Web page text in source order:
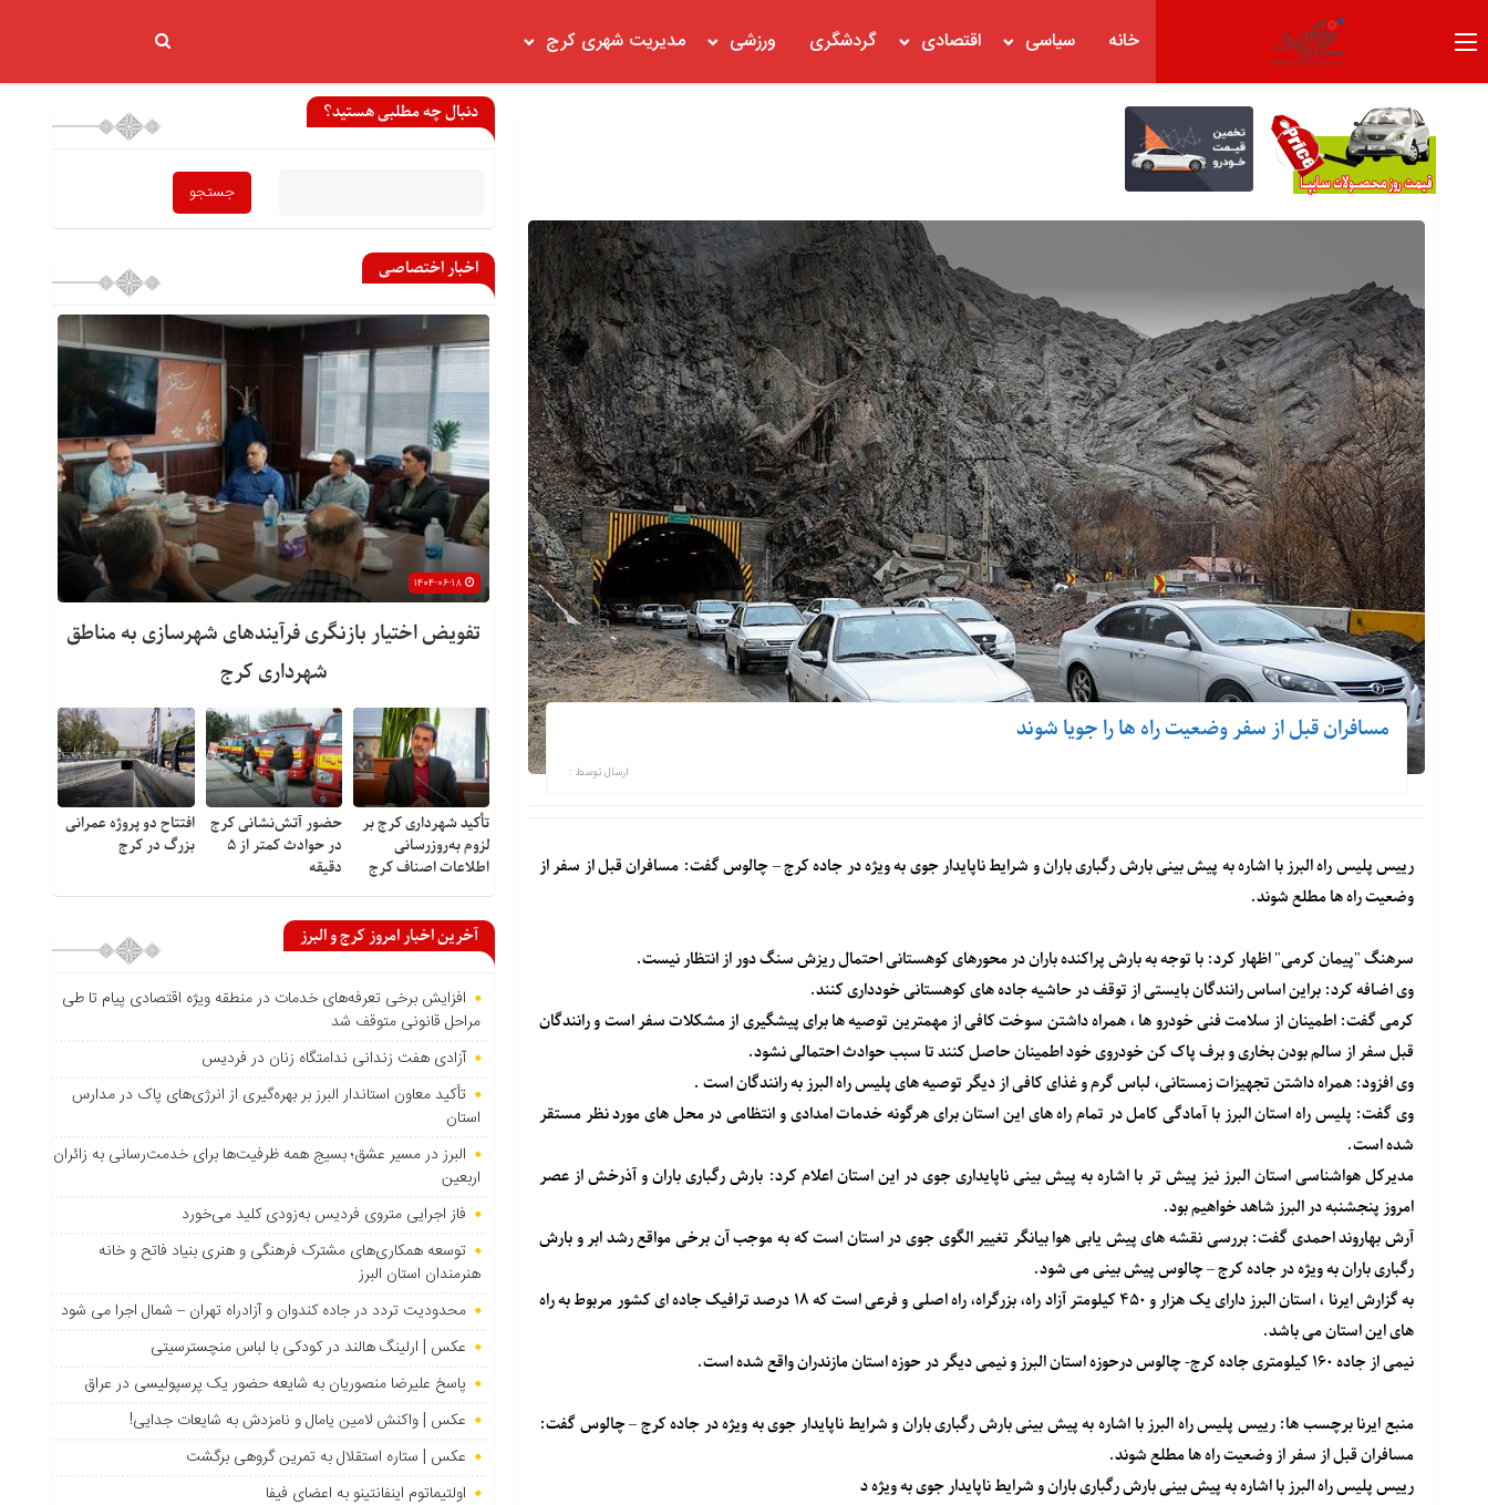
خانه سیاسی اقتصادی گردشگری ورزشی مدیریت شهری کرج
مسافران قبل از سفر وضعیت راه ها را جویا شوند
ارسال توسط :
رییس پلیس راه البرز با اشاره به پیش بینی بارش رگباری باران و شرایط ناپایدار جوی به ویژه در جاده کرج – چالوس گفت: مسافران قبل از سفر از
وضعیت راه ها مطلع شوند.
سرهنگ "پیمان کرمی" اظهار کرد: با توجه به بارش پراکنده باران در محورهای کوهستانی احتمال ریزش سنگ دور از انتظار نیست.
وی اضافه کرد: براین اساس رانندگان بایستی از توقف در حاشیه جاده های کوهستانی خودداری کنند.
کرمی گفت: اطمینان از سلامت فنی خودرو ها ، همراه داشتن سوخت کافی از مهمترین توصیه ها برای پیشگیری از مشکلات سفر است و رانندگان
قبل سفر از سالم بودن بخاری و برف پاک کن خودروی خود اطمینان حاصل کنند تا سبب حوادث احتمالی نشود.
وی افزود: همراه داشتن تجهیزات زمستانی، لباس گرم و غذای کافی از دیگر توصیه های پلیس راه البرز به رانندگان است .
وی گفت: پلیس راه استان البرز با آمادگی کامل در تمام راه های این استان برای هرگونه خدمات امدادی و انتظامی در محل های مورد نظر مستقر
شده است.
مدیرکل هواشناسی استان البرز نیز پیش تر با اشاره به پیش بینی ناپایداری جوی در این استان اعلام کرد: بارش رگباری باران و آذرخش از عصر
امروز پنجشنبه در البرز شاهد خواهیم بود.
آرش بهاروند احمدی گفت: بررسی نقشه های پیش یابی هوا بیانگر تغییر الگوی جوی در استان است که به موجب آن برخی مواقع رشد ابر و بارش
رگباری باران به ویژه در جاده کرج – چالوس پیش بینی می شود.
به گزارش ایرنا ، استان البرز دارای یک هزار و ۴۵۰ کیلومتر آزاد راه، بزرگراه، راه اصلی و فرعی است که ۱۸ درصد ترافیک جاده ای کشور مربوط به راه
های این استان می باشد.
نیمی از جاده ۱۶۰ کیلومتری جاده کرج- چالوس درحوزه استان البرز و نیمی دیگر در حوزه استان مازندران واقع شده است.
منبعایرنابرچسب ها: رییس پلیس راه البرز با اشاره به پیش بینی بارش رگباری باران و شرایط ناپایدار جوی به ویژه در جاده کرج – چالوس گفت:
مسافران قبل از سفر از وضعیت راه ها مطلع شوند.
رییس پلیس راه البرز با اشاره به پیش بینی بارش رگباری باران و شرایط ناپایدار جوی به ویژه د
دنبال چه مطلبی هستید؟
اخبار اختصاصی
تفویض اختیار بازنگری فرآیندهای شهرسازی به مناطق
شهرداری کرج
تأکید شهرداری کرج بر
لزوم به‌روزرسانی
اطلاعات اصناف کرج
حضور آتش‌نشانی کرج
در حوادث کمتر از ۵
دقیقه
افتتاح دو پروژه عمرانی
بزرگ در کرج
آخرین اخبار امروز کرج و البرز
افزایش برخی تعرفه‌های خدمات در منطقه ویژه اقتصادی پیام تا طی
مراحل قانونی متوقف شد
آزادی هفت زندانی ندامتگاه زنان در فردیس
تأکید معاون استاندار البرز بر بهره‌گیری از انرژی‌های پاک در مدارس
استان
البرز در مسیر عشق؛ بسیج همه ظرفیت‌ها برای خدمت‌رسانی به زائران
اربعین
فاز اجرایی متروی فردیس به‌زودی کلید می‌خورد
توسعه همکاری‌های مشترک فرهنگی و هنری بنیاد فاتح و خانه
هنرمندان استان البرز
محدودیت تردد در جاده کندوان و آزادراه تهران – شمال اجرا می شود
عکس | ارلینگ هالند در کودکی با لباس منچسترسیتی
پاسخ علیرضا منصوریان به شایعه حضور یک پرسپولیسی در عراق
عکس | واکنش لامین یامال و نامزدش به شایعات جدایی!
عکس | ستاره استقلال به تمرین گروهی برگشت
اولتیماتوم اینفانتینو به اعضای فیفا